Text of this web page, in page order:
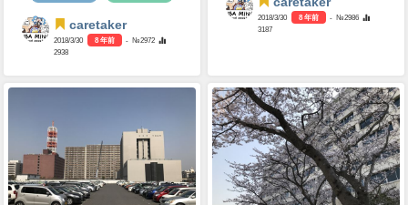
caretaker
2018/3/30 8 年前
- №2972
2938
2018/3/30 8 年前
- №2986
3187